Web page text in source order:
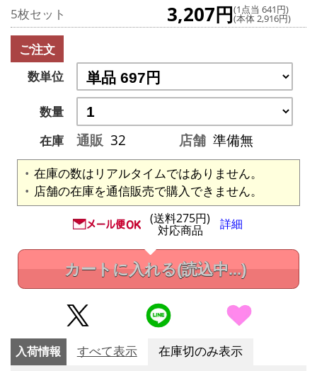
5枚セット 3,207円(1点当 641円)
(本体 2,916円)
ご注文
数単位
数量
在庫
通販 32 店舗 準備無
在庫の数はリアルタイムではありません。
店舗の在庫を通信販売で購入できません。
(送料275円)
対応商品 詳細
カートに入れる(読込中...)
入荷情報 すべて表示 在庫切のみ表示